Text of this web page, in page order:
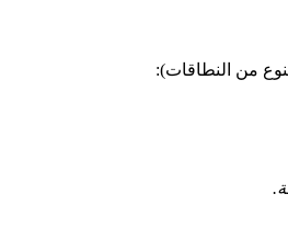
من النطاقات):